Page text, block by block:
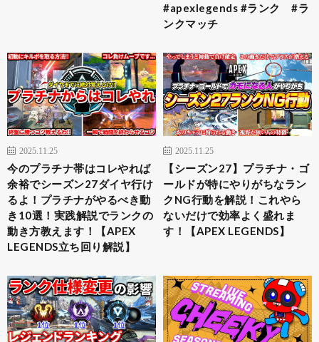
#apexlegends #ランク #ラ
ンクマッチ
2025.11.25
今のプラチナ帯はコレやれば
余裕でシーズン27ダイヤ行け
るよ！プラチナがやるべき動
き10選！実践解説でランクの
動き方教えます！【APEX
LEGENDS立ち回り解説】
2025.11.25
【シーズン27】プラチナ・ゴ
ールドが特にやりがちなラン
クNG行動を解説！これやら
ないだけで効率よく盛れま
す！【APEX LEGENDS】